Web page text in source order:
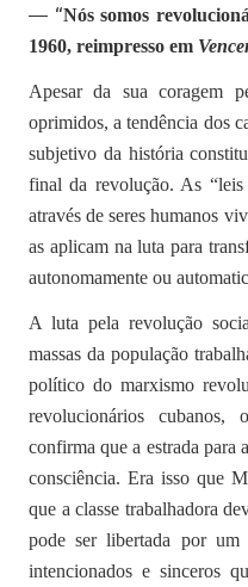
— “Nós somos
1960, reimpresso em
Apesar da sua coragem
oprimidos, a tendência dos
subjetivo da história
final da revolução. As
através de seres humanos
as aplicam na luta para
autonomamente ou
A luta pela revolução
massas da população
político do marxismo
revolucionários cubanos,
confirma que a estrada para
consciência. Era isso que
que a classe trabalhadora
pode ser libertada por
intencionados e sinceros